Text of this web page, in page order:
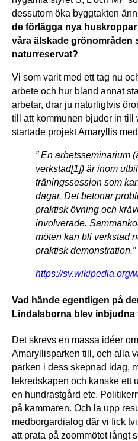
dessutom öka byggtakten
de förlägga nya
våra älskade grönområden
naturreservat?
Vi som varit med ett tag nu
arbete och hur bland annat
arbetar, drar ju naturligtvis
till att kommunen bjuder in till
startade projekt Amaryllis
” En arbetsseminarium
verkstad[1]) är inom
träningssession som
dagar. Det betonar
praktisk övning och
involverade.
möten kan bli verkstad
praktisk demonstration.”
https://sv.wikipedia.org/
Vad hände egentligen på
Lindalsborna blev inbjudna
Det skrevs en massa idéer
Amaryllisparken till, och alla
parken i dess skepnad idag,
lekredskapen och kanske ett
en hundrastgård etc.
på kammaren. Och la upp
medborgardialog där vi fick
att prata på zoommötet långt